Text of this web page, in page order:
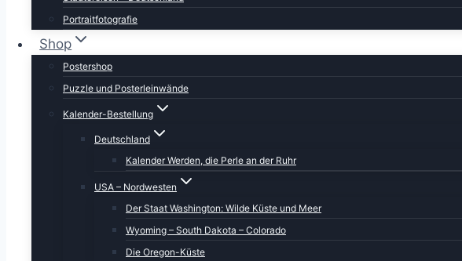
Portraitfotografie
Shop
Postershop
Puzzle und Posterleinwände
Kalender-Bestellung
Deutschland
Kalender Werden, die Perle an der Ruhr
USA – Nordwesten
Der Staat Washington: Wilde Küste und Meer
Wyoming – South Dakota – Colorado
Die Oregon-Küste